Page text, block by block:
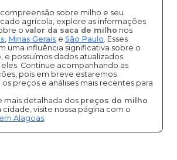
sobre milho e seu
agrícola, explore as informações
o valor da saca de milho nos
, Minas Gerais e São Paulo. Esses
uma influência significativa sobre o
, e possuímos dados atualizados
Continue acompanhando as
pois em breve estaremos
preços e análises mais recentes para
mais detalhada dos preços do milho
cidade, visite nossa página com o
Alagoas.